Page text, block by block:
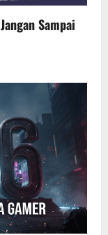
Sampai